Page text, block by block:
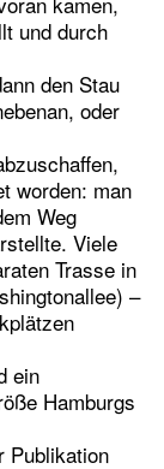
und durch
den Stau
oder
worden: man
Weg
Viele
Trasse in
–
ein
Hamburgs
Publikation